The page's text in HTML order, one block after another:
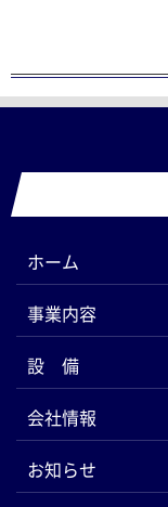
ホーム
事業内容
設 備
会社情報
お知らせ